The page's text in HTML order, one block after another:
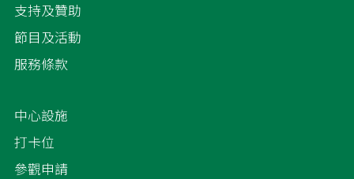
支持及贊助
節目及活動
服務條款
中心設施
打卡位
參觀申請